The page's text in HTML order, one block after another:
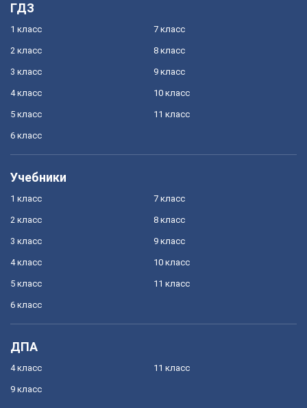
ГДЗ
1 класс
2 класс
3 класс
4 класс
5 класс
6 класс
7 класс
8 класс
9 класс
10 класс
11 класс
Учебники
1 класс
2 класс
3 класс
4 класс
5 класс
6 класс
7 класс
8 класс
9 класс
10 класс
11 класс
ДПА
4 класс
9 класс
11 класс